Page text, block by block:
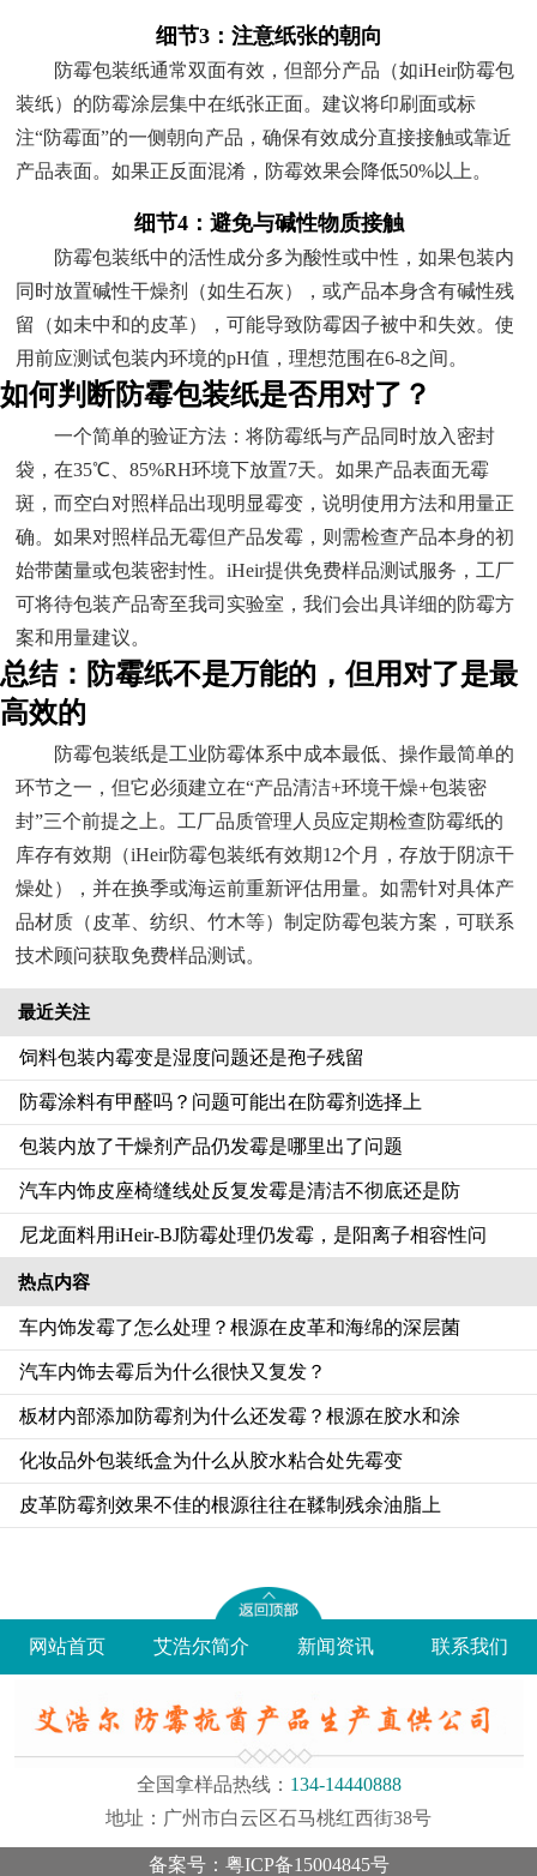
细节3：注意纸张的朝向
防霉包装纸通常双面有效，但部分产品（如iHeir防霉包
装纸）的防霉涂层集中在纸张正面。建议将印刷面或标
注“防霉面”的一侧朝向产品，确保有效成分直接接触或靠近
产品表面。如果正反面混淆，防霉效果会降低50%以上。
细节4：避免与碱性物质接触
防霉包装纸中的活性成分多为酸性或中性，如果包装内
同时放置碱性干燥剂（如生石灰），或产品本身含有碱性残
留（如未中和的皮革），可能导致防霉因子被中和失效。使
用前应测试包装内环境的pH值，理想范围在6-8之间。
如何判断防霉包装纸是否用对了？
一个简单的验证方法：将防霉纸与产品同时放入密封
袋，在35℃、85%RH环境下放置7天。如果产品表面无霉
斑，而空白对照样品出现明显霉变，说明使用方法和用量正
确。如果对照样品无霉但产品发霉，则需检查产品本身的初
始带菌量或包装密封性。iHeir提供免费样品测试服务，工厂
可将待包装产品寄至我司实验室，我们会出具详细的防霉方
案和用量建议。
总结：防霉纸不是万能的，但用对了是最
高效的
防霉包装纸是工业防霉体系中成本最低、操作最简单的
环节之一，但它必须建立在“产品清洁+环境干燥+包装密
封”三个前提之上。工厂品质管理人员应定期检查防霉纸的
库存有效期（iHeir防霉包装纸有效期12个月，存放于阴凉干
燥处），并在换季或海运前重新评估用量。如需针对具体产
品材质（皮革、纺织、竹木等）制定防霉包装方案，可联系
技术顾问获取免费样品测试。
最近关注
饲料包装内霉变是湿度问题还是孢子残留
防霉涂料有甲醛吗？问题可能出在防霉剂选择上
包装内放了干燥剂产品仍发霉是哪里出了问题
汽车内饰皮座椅缝线处反复发霉是清洁不彻底还是防
尼龙面料用iHeir-BJ防霉处理仍发霉，是阳离子相容性问
热点内容
车内饰发霉了怎么处理？根源在皮革和海绵的深层菌
汽车内饰去霉后为什么很快又复发？
板材内部添加防霉剂为什么还发霉？根源在胶水和涂
化妆品外包装纸盒为什么从胶水粘合处先霉变
皮革防霉剂效果不佳的根源往往在鞣制残余油脂上
网站首页 艾浩尔简介 新闻资讯 联系我们
全国拿样品热线： 134-14440888
地址：广州市白云区石马桃红西街38号
备案号：粤ICP备15004845号